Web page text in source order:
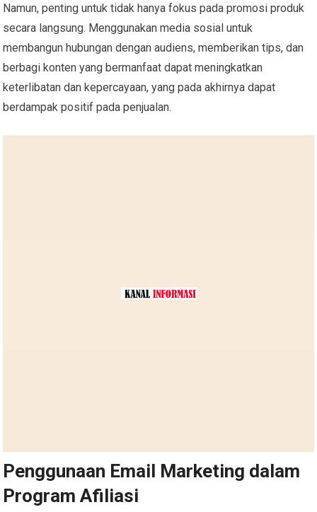
Namun, penting untuk tidak hanya fokus pada promosi produk
secara langsung. Menggunakan media sosial untuk
membangun hubungan dengan audiens, memberikan tips, dan
berbagi konten yang bermanfaat dapat meningkatkan
keterlibatan dan kepercayaan, yang pada akhirnya dapat
berdampak positif pada penjualan.
Penggunaan Email Marketing dalam
Program Afiliasi